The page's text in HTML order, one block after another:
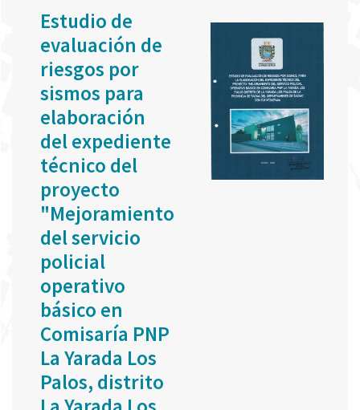
Estudio de
evaluación de
riesgos por
sismos para
elaboración
del expediente
técnico del
proyecto
"Mejoramiento
del servicio
policial
operativo
básico en
Comisaría PNP
La Yarada Los
Palos, distrito